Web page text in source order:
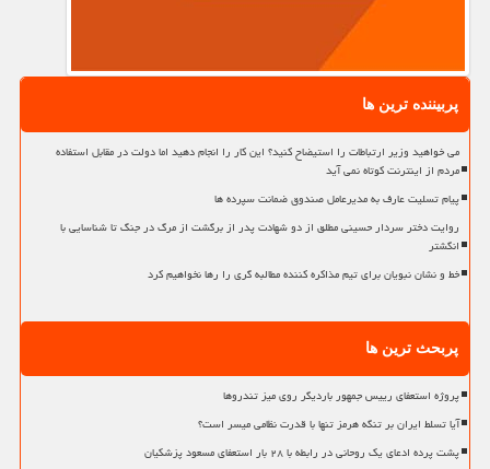
پربیننده ترین ها
می خواهید وزیر ارتباطات را استیضاح کنید؟ این کار را انجام دهید اما دولت در مقابل استفاده
مردم از اینترنت کوتاه نمی آید
پیام تسلیت عارف به مدیرعامل صندوق ضمانت سپرده ها
روایت دختر سردار حسینی مطلق از دو شهادت پدر از برگشت از مرگ در جنگ تا شناسایی با
انگشتر
خط و نشان نبویان برای تیم مذاکره کننده مطالبه گری را رها نخواهیم کرد
پربحث ترین ها
پروژه استعفای رییس جمهور باردیگر روی میز تندروها
آیا تسلط ایران بر تنگه هرمز تنها با قدرت نظامی میسر است؟
پشت پرده ادعای یک روحانی در رابطه با ۲۸ بار استعفای مسعود پزشکیان